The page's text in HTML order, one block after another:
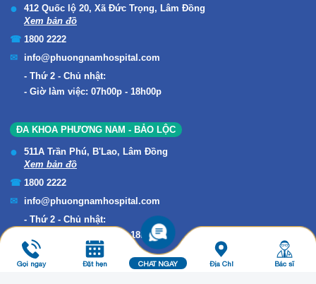
412 Quốc lộ 20, Xã Đức Trọng, Lâm Đồng
Xem bản đồ
1800 2222
info@phuongnamhospital.com
Thứ 2 - Chủ nhật:
Giờ làm việc: 07h00p - 18h00p
ĐA KHOA PHƯƠNG NAM - BẢO LỘC
511A Trần Phú, B'Lao, Lâm Đồng
Xem bản đồ
1800 2222
info@phuongnamhospital.com
Thứ 2 - Chủ nhật:
Giờ làm việc: 07h00p - 18h00p
Gọi ngay Đặt hẹn CHAT NGAY Địa Chỉ Bác sĩ